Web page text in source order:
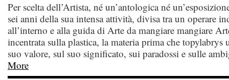
Per scelta dell’Artista, né un’antologica né
sei anni della sua intensa attività, divisa tra un operare
all’interno e alla guida di Arte da mangiare mangiare
incentrata sulla plastica, la materia prima che
suo valore, sul suo significato, sui paradossi e sulle
More